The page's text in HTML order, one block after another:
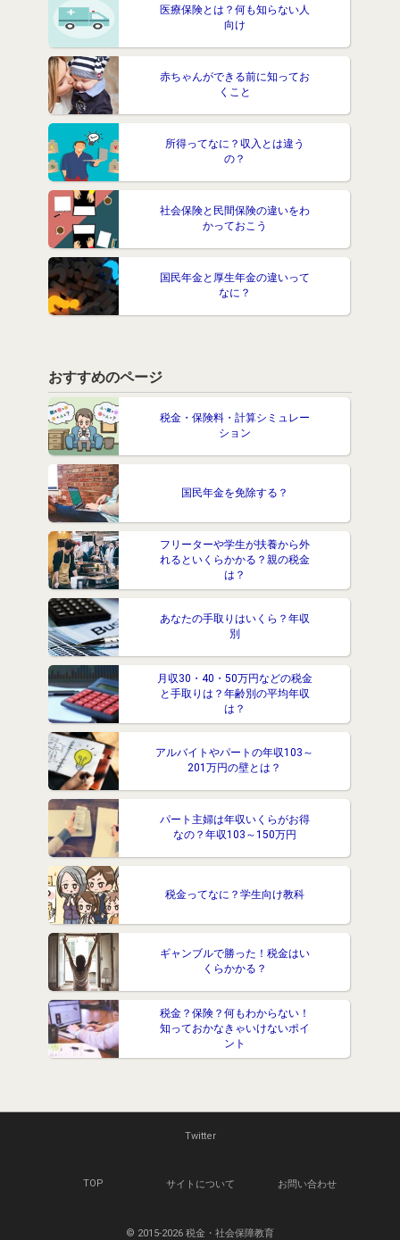
医療保険とは？何も知らない人
向け
赤ちゃんができる前に知ってお
くこと
所得ってなに？収入とは違う
の？
社会保険と民間保険の違いをわ
かっておこう
国民年金と厚生年金の違いって
なに？
おすすめのページ
税金・保険料・計算シミュレー
ション
国民年金を免除する？
フリーターや学生が扶養から外
れるといくらかかる？親の税金
は？
あなたの手取りはいくら？年収
別
月収30・40・50万円などの税金
と手取りは？年齢別の平均年収
は？
アルバイトやパートの年収103～
201万円の壁とは？
パート主婦は年収いくらがお得
なの？年収103～150万円
税金ってなに？学生向け教科
ギャンブルで勝った！税金はい
くらかかる？
税金？保険？何もわからない！
知っておかなきゃいけないポイ
ント
Twitter
TOP サイトについて お問い合わせ
© 2015-2026 税金・社会保障教育